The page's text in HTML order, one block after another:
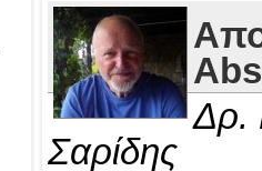
Δρ.
Σαρίδης